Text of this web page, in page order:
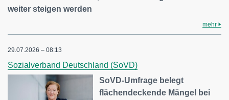
weiter steigen werden
mehr
29.07.2026 – 08:13
Sozialverband Deutschland (SoVD)
SoVD-Umfrage belegt
flächendeckende Mängel bei